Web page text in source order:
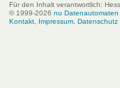
Für den Inhalt verantwortlich:
© 1999-2026 nu Datenautomaten
Kontakt, Impressum, Datenschutz